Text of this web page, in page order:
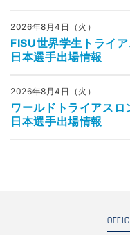
2026年8月4日（火）
FISU世界学生トライ
日本選手出場情報
2026年8月4日（火）
ワールドトライアス
日本選手出場情報